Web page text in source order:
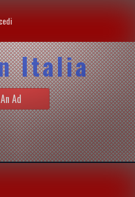
Italia
Ad